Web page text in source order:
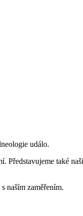
událo.
Představujeme také
naším zaměřením.